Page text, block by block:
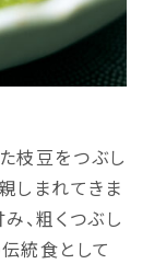
枝豆をつぶし
しまれてきま
、粗くつぶし
統食として